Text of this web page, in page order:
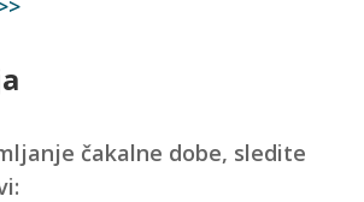
čakalne dobe, sledite